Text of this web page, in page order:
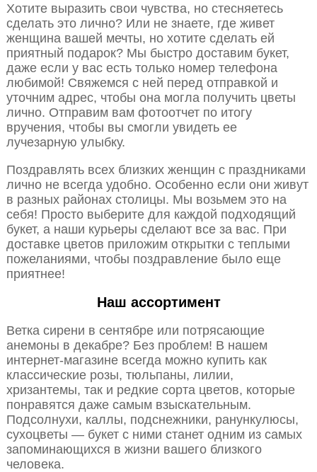
Хотите выразить свои чувства, но стесняетесь
сделать это лично? Или не знаете, где живет
женщина вашей мечты, но хотите сделать ей
приятный подарок? Мы быстро доставим букет,
даже если у вас есть только номер телефона
любимой! Свяжемся с ней перед отправкой и
уточним адрес, чтобы она могла получить цветы
лично. Отправим вам фотоотчет по итогу
вручения, чтобы вы смогли увидеть ее
лучезарную улыбку.
Поздравлять всех близких женщин с праздниками
лично не всегда удобно. Особенно если они живут
в разных районах столицы. Мы возьмем это на
себя! Просто выберите для каждой подходящий
букет, а наши курьеры сделают все за вас. При
доставке цветов приложим открытки с теплыми
пожеланиями, чтобы поздравление было еще
приятнее!
Наш ассортимент
Ветка сирени в сентябре или потрясающие
анемоны в декабре? Без проблем! В нашем
интернет-магазине всегда можно купить как
классические розы, тюльпаны, лилии,
хризантемы, так и редкие сорта цветов, которые
понравятся даже самым взыскательным.
Подсолнухи, каллы, подснежники, ранункулюсы,
сухоцветы — букет с ними станет одним из самых
запоминающихся в жизни вашего близкого
человека.